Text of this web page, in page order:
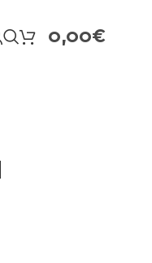
0,00€